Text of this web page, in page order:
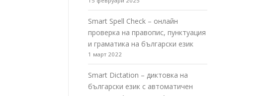
Smart Spell Check – онлайн
проверка на правопис, пунктуация
и граматика на български език
1 март 2022
Smart Dictation – диктовка на
български език с автоматичен